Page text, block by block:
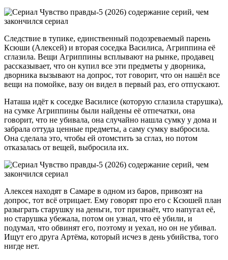
Следствие в тупике, единственный подозреваемый парень
Ксюши (Алексей) и вторая соседка Василиса, Агриппина её
сглазила. Вещи Агриппины всплывают на рынке, продавец
рассказывает, что он купил все эти предметы у дворника,
дворника вызывают на допрос, тот говорит, что он нашёл все
вещи на помойке, вазу он видел в первый раз, его отпускают.
Наташа идёт к соседке Василисе (которую сглазила старушка),
на сумке Агриппины были найдены её отпечатки, она
говорит, что не убивала, она случайно нашла сумку у дома и
забрала оттуда ценные предметы, а саму сумку выбросила.
Она сделала это, чтобы ей отомстить за сглаз, но потом
отказалась от вещей, выбросила их.
Алексея находят в Самаре в одном из баров, привозят на
допрос, тот всё отрицает. Ему говорят про его с Ксюшей план
разыграть старушку на деньги, тот признаёт, что напугал её,
но старушка убежала, потом он узнал, что её убили, и
подумал, что обвинят его, поэтому и уехал, но он не убивал.
Ищут его друга Артёма, который исчез в день убийства, того
нигде нет.